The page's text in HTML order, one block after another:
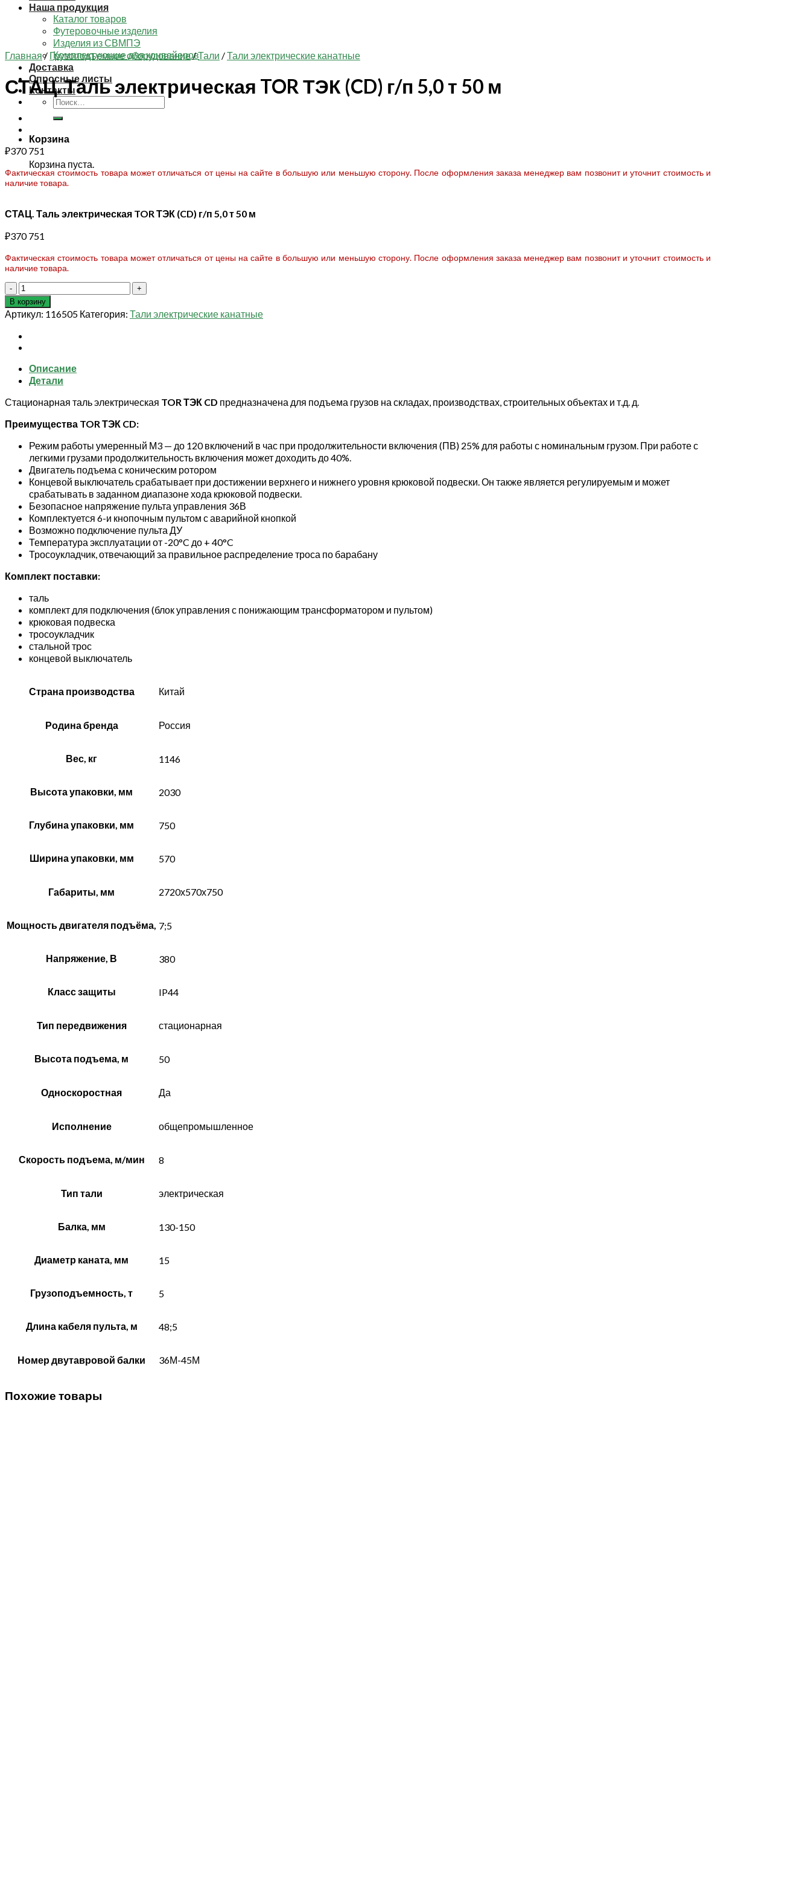
Наша продукция
Каталог товаров
Футеровочные изделия
Изделия из СВМПЭ
Комплектующие для конвейеров
Доставка
Опросные листы
Контакты
Искать:
Корзина
Корзина пуста.
Главная / Грузоподъемное оборудование/Тали /Тали электрические канатные
СТАЦ. Таль электрическая TOR ТЭК (CD) г/п 5,0 т 50 м
₽370 751
Фактическая стоимость товара может отличаться от цены на сайте в большую или меньшую сторону. После оформления заказа менеджер вам позвонит и уточнит стоимость и
наличие товара.
СТАЦ. Таль электрическая TOR ТЭК (CD) г/п 5,0 т 50 м
₽370 751
Фактическая стоимость товара может отличаться от цены на сайте в большую или меньшую сторону. После оформления заказа менеджер вам позвонит и уточнит стоимость и
наличие товара.
Количество
товара
СТАЦ.
Таль
электрическая
TOR
(CD)
г/
5,0
50
В корзину
Артикул: 116505 Категория: Тали электрические канатные
Описание
Детали
Стационарная таль электрическая TOR ТЭК CD предназначена для подъема грузов на складах, производствах, строительных объектах и т.д. д.
Преимущества TOR ТЭК CD:
Режим работы умеренный М3 — до 120 включений в час при продолжительности включения (ПВ) 25% для работы с номинальным грузом. При работе с
легкими грузами продолжительность включения может доходить до 40%.
Двигатель подъема с коническим ротором
Концевой выключатель срабатывает при достижении верхнего и нижнего уровня крюковой подвески. Он также является регулируемым и может
срабатывать в заданном диапазоне хода крюковой подвески.
Безопасное напряжение пульта управления 36В
Комплектуется 6-и кнопочным пультом с аварийной кнопкой
Возможно подключение пульта ДУ
Температура эксплуатации от -20°C до + 40°C
Тросоукладчик, отвечающий за правильное распределение троса по барабану
Комплект поставки:
таль
комплект для подключения (блок управления с понижающим трансформатором и пультом)
крюковая подвеска
тросоукладчик
стальной трос
концевой выключатель
Страна производства Китай
Родина бренда Россия
Вес, кг 1146
Высота упаковки, мм 2030
Глубина упаковки, мм 750
Ширина упаковки, мм 570
Габариты, мм 2720х570х750
Мощность двигателя подъёма, 7;5
Напряжение, В 380
Класс защиты IP44
Тип передвижения стационарная
Высота подъема, м 50
Односкоростная Да
Исполнение общепромышленное
Скорость подъема, м/мин 8
Тип тали электрическая
Балка, мм 130-150
Диаметр каната, мм 15
Грузоподъемность, т 5
Длина кабеля пульта, м 48;5
Номер двутавровой балки 36М-45М
Похожие товары